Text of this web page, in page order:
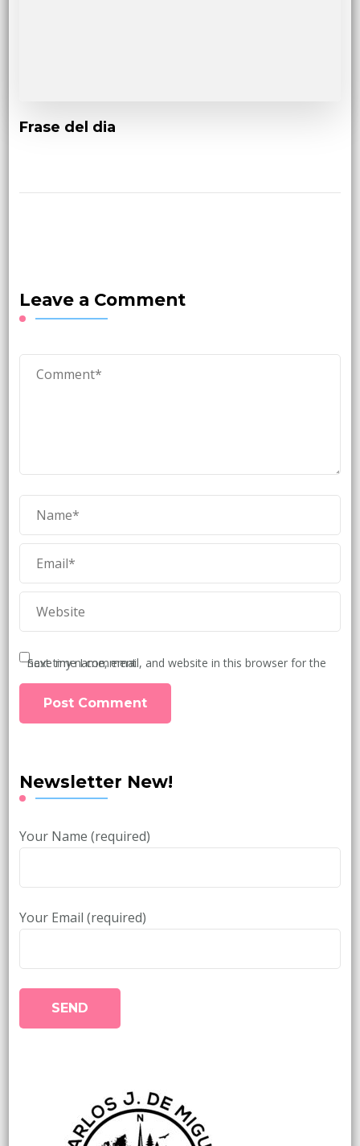
Frase del dia
Leave a Comment
Save my name, email, and website in this browser for the next time I comment.
Newsletter New!
Your Name (required)
Your Email (required)